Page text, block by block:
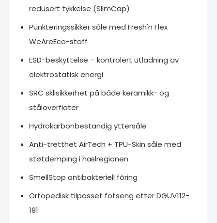
redusert tykkelse (SlimCap)
Punkteringssikker såle med Fresh'n Flex
WeAreEco-stoff
ESD-beskyttelse – kontrolert utladning av
elektrostatisk energi
SRC sklisikkerhet på både keramikk- og
ståloverflater
Hydrokarbonbestandig yttersåle
Anti-tretthet AirTech + TPU-Skin såle med
støtdemping i hælregionen
SmellStop antibakteriell fôring
Ortopedisk tilpasset fotseng etter DGUV112-
191